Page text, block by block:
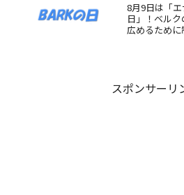
8月9日は「
日」！ベル
広めるため
スポンサーリ